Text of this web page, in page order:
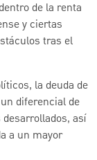
de la renta
y ciertas
tras el
la deuda de
diferencial de
así
a un mayor